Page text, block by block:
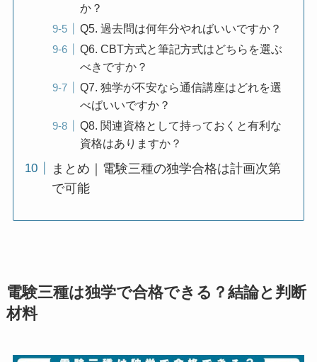
か？
Q5. 過去問は何年分やればいいですか？
Q6. CBT方式と筆記方式はどちらを選ぶ
べきですか？
Q7. 独学が不安なら通信講座はどれを選
べばいいですか？
Q8. 関連資格として持っておくと有利な
資格はありますか？
まとめ｜電験三種の独学合格は計画次第
で可能
電験三種は独学で合格できる？結論と判断
材料